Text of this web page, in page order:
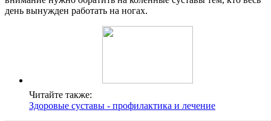
день вынужден работать на ногах.
Читайте также:
Здоровые суставы - профилактика и лечение